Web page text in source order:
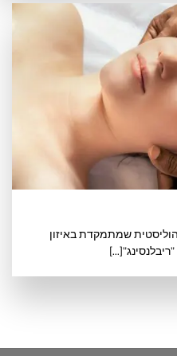
הוליסטית שמתמקדת באיזון